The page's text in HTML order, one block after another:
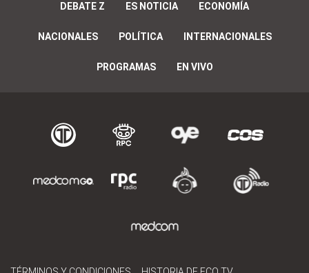
DEBATE Z ES NOTICIA ECONOMÍA
NACIONALES POLÍTICA INTERNACIONALES
PROGRAMAS EN VIVO